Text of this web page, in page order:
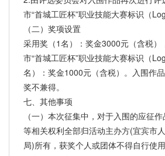
市“首城工匠杯”职业技能大赛标识（
（二）奖项设置
采用奖（1名）：奖金3000元（含税）
市“首城工匠杯”职业技能大赛标识（
名）：奖金1000元（含税）。入围作
奖不兼得。
七、其他事项
（一）本次征集中，对于入围的应征
等相关权利全部归活动主办方(宜宾市
局)所有，获奖个人或团体不得自行使